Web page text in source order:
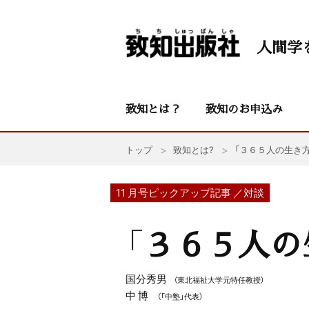
人間学
致知とは？ 致知のお申込み
トップ 致知とは? 「３６５人の生き
11 月号ピックアップ記事 ／対談
「３６５人
国分秀男 （東北福祉大学元特任教授）
中 博 （「中塾」代表）